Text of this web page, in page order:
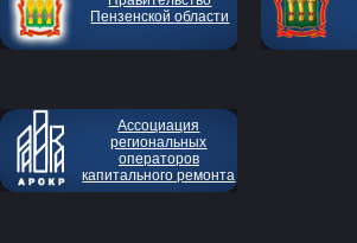
Пензенской области
Ассоциация
региональных
операторов
капитального ремонта